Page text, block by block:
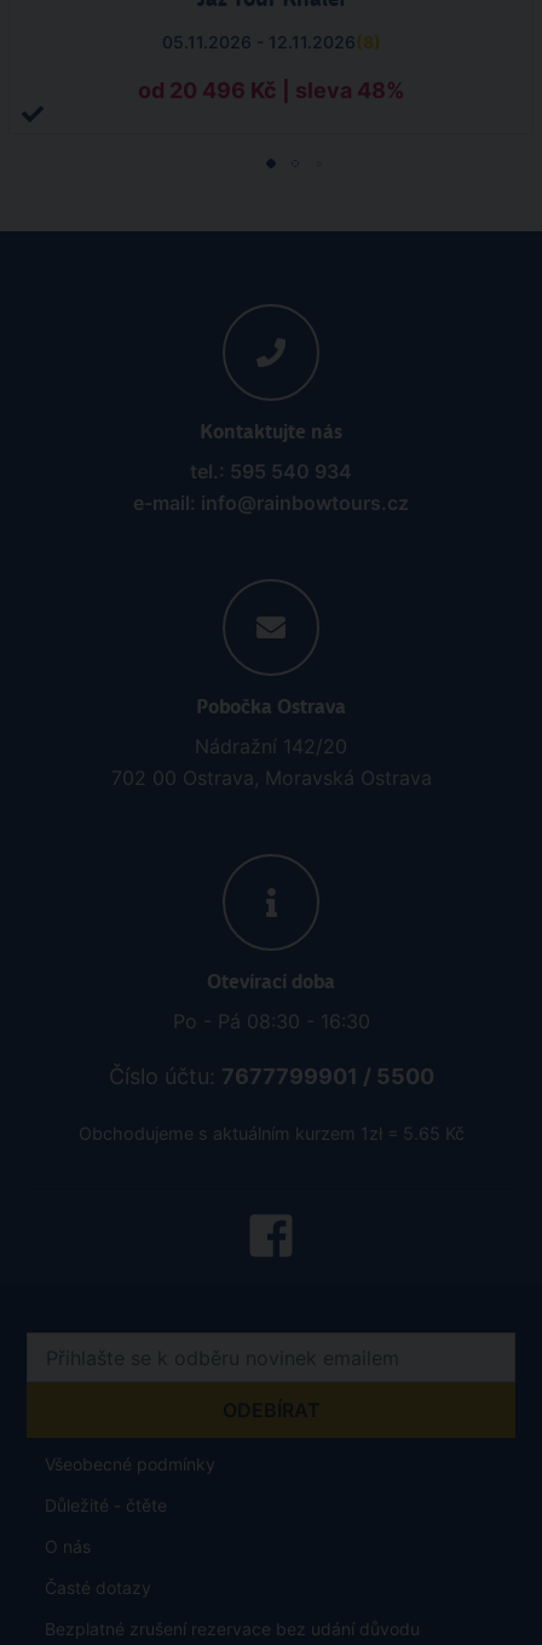
05.11.2026 - 12.11.2026(8)
od 20 496 Kč | sleva 48%
Kontaktujte nás
tel.: 595 540 934
e-mail: info@rainbowtours.cz
Pobočka Ostrava
Nádražní 142/20
702 00 Ostrava, Moravská Ostrava
Otevírací doba
Po - Pá 08:30 - 16:30
Číslo účtu: 7677799901 / 5500
Obchodujeme s aktuálním kurzem 1zł = 5.65 Kč
Všeobecné podmínky
Důležité - čtěte
O nás
Časté dotazy
Bezplatné zrušení rezervace bez udání důvodu